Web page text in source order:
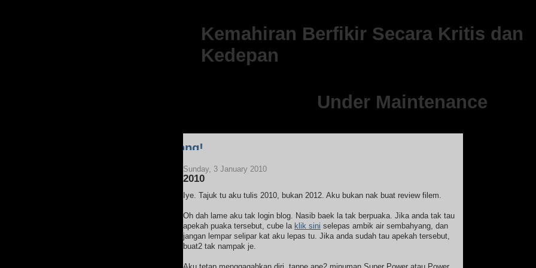
Kemahiran Berfikir Secara Kritis dan
Kedepan
Under Maintenance
Sunday, 3 January 2010
2010
Iye. Tajuk tu aku tulis 2010, bukan 2012. Aku bukan nak buat review filem.
Oh dah lame aku tak login blog. Nasib baek la tak berpuaka. Jika anda tak tau
apekah puaka tersebut, cube la klik sini selepas ambik air sembahyang, dan
jangan lempar selipar kat aku lepas tu. Jika anda sudah tau apekah tersebut,
buat2 tak nampak je.